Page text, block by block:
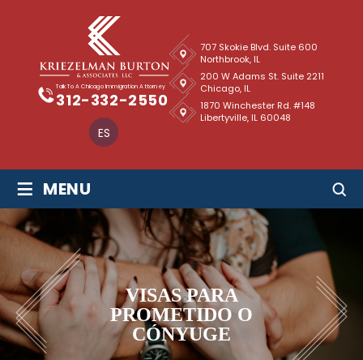
ES
Talk To A Chicago Immigration Attorney
312-332-2550
707 Skokie Blvd. Suite 600
Northbrook, IL
1870 Winchester Rd. #148
Libertyville, IL 60048
200 W Adams St. Suite 2211
Chicago, IL
≡ MENU
VISAS PARA
PROMETIDO O
CÓNYUGE